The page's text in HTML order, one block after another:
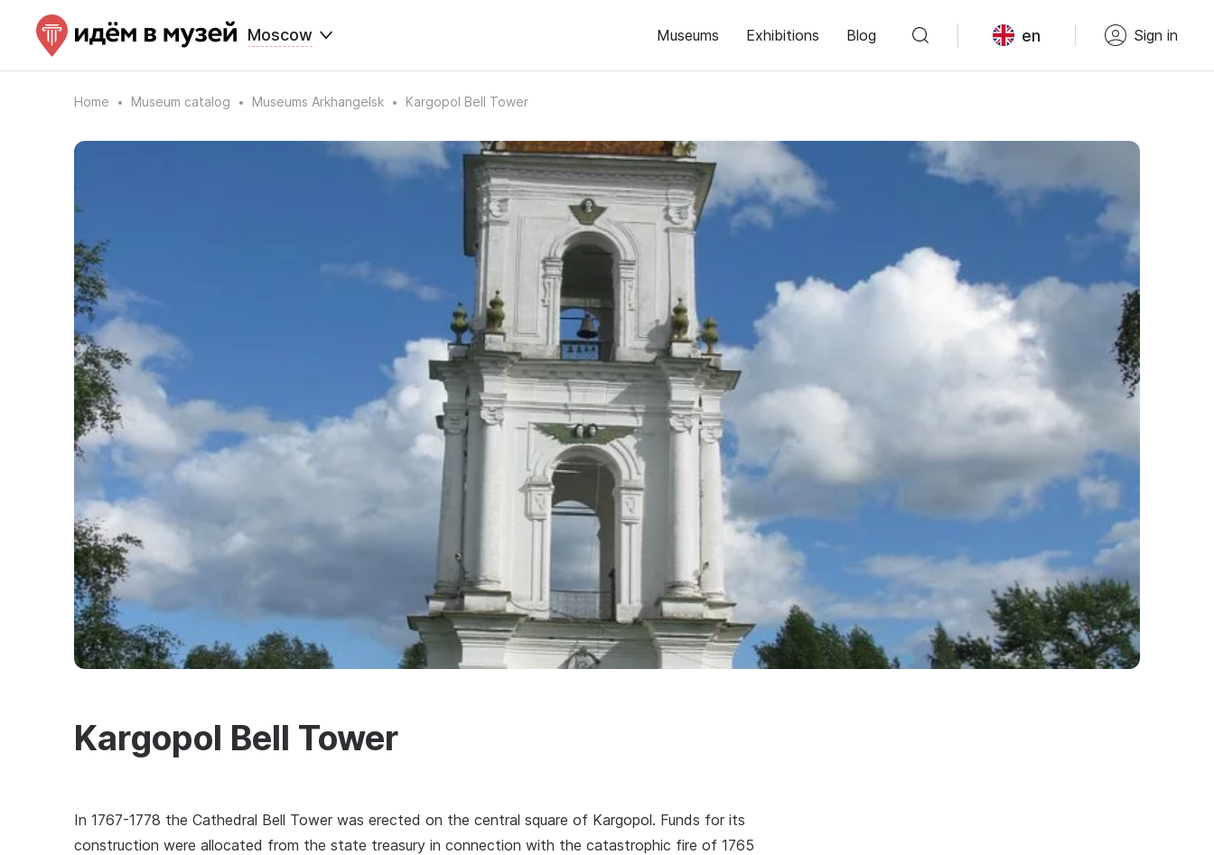
Moscow Museums Exhibitions Blog en Sign in
Home Museum catalog Museums Arkhangelsk Kargopol Bell Tower
Kargopol Bell Tower
In 1767-1778 the Cathedral Bell Tower was erected on the central square of Kargopol. Funds for its
construction were allocated from the state treasury in connection with the catastrophic fire of 1765